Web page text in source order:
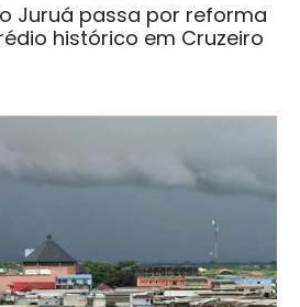
Juruá passa por reforma
histórico em Cruzeiro